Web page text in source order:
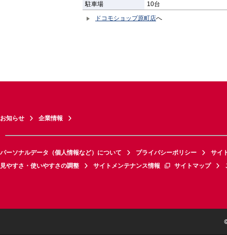
駐車場
10台
ドコモショップ原町店へ
お知らせ 企業情報
パーソナルデータ（個人情報など）について プライバシーポリシー
サイ
見やすさ・使いやすさの調整
サイトメンテナンス情報 サイトマップ